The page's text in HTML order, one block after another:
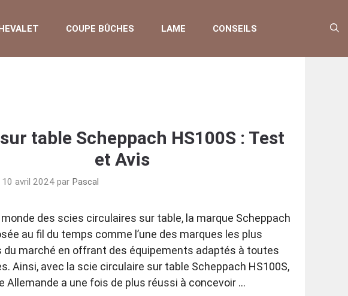
COUPE BÛCHES LAME CONSEILS
table Scheppach HS100S : Test
et Avis
10 avril 2024 par Pascal
des scies circulaires sur table, la marque Scheppach
au fil du temps comme l’une des marques les plus
du marché en offrant des équipements adaptés à toutes
Ainsi, avec la scie circulaire sur table Scheppach HS100S,
Allemande a une fois de plus réussi à concevoir …